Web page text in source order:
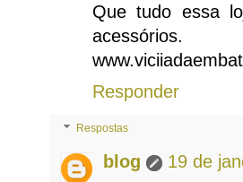
Que tudo essa
acessórios.
Responder
Respostas
blog
19 de